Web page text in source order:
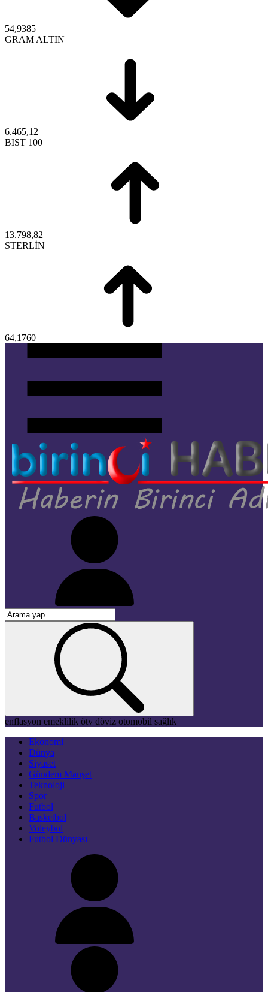
54,9385
GRAM ALTIN
6.465,12
BIST 100
13.798,82
STERLİN
64,1760
enflasyon emeklilik ötv döviz otomobil sağlık
Ekonomi
Dünya
Siyaset
Gündem Manşet
Teknoloji
Spor
Futbol
Basketbol
Voleybol
Futbol Dünyası